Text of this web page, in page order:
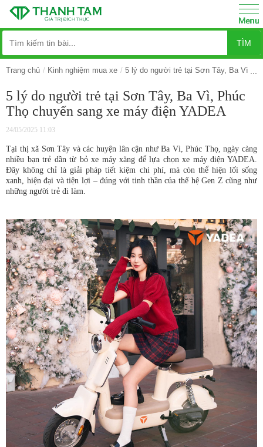
TÌM
Trang chủ Kinh nghiệm mua xe 5 lý do người trẻ tại Sơn Tây, Ba Vì,
5 lý do người trẻ tại Sơn Tây, Ba Vì, Phúc
Thọ chuyển sang xe máy điện YADEA
24/05/2025 11:03
Tại thị xã Sơn Tây và các huyện lân cận như Ba Vì, Phúc Thọ, ngày càng
nhiều bạn trẻ dần từ bỏ xe máy xăng để lựa chọn xe máy điện YADEA.
Đây không chỉ là giải pháp tiết kiệm chi phí, mà còn thể hiện lối sống
xanh, hiện đại và tiện lợi – đúng với tinh thần của thế hệ Gen Z cũng như
những người trẻ đi làm.